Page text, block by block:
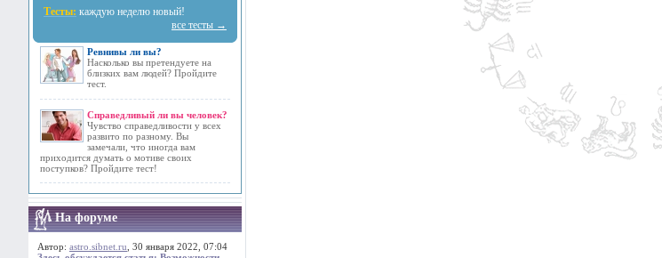
Тесты: каждую неделю новый!
все тесты →
Ревнивы ли вы?
Насколько вы претендуете на
близких вам людей? Пройдите
тест.
Справедливый ли вы человек?
Чувство справедливости у всех
развито по разному. Вы
замечали, что иногда вам
приходится думать о мотиве своих
поступков? Пройдите тест!
На форуме
Автор: astro.sibnet.ru , 30 января 2022, 07:04